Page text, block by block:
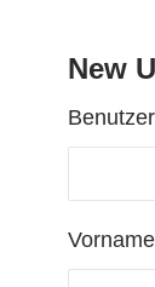
New
Vorname